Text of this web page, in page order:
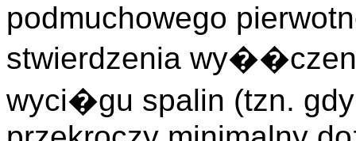
podmuchowego
stwierdzenia
wyci�gu spalin (tzn.